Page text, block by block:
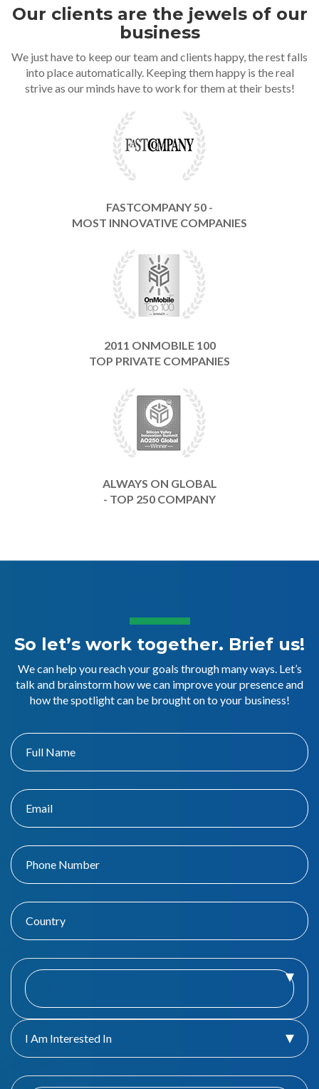
Our clients are the jewels of our
business
We just have to keep our team and clients happy, the rest falls
into place automatically. Keeping them happy is the real
strive as our minds have to work for them at their bests!
FASTCOMPANY 50 -
MOST INNOVATIVE COMPANIES
2011 ONMOBILE 100
TOP PRIVATE COMPANIES
ALWAYS ON GLOBAL
- TOP 250 COMPANY
So let’s work together. Brief us!
We can help you reach your goals through many ways. Let’s
talk and brainstorm how we can improve your presence and
how the spotlight can be brought on to your business!
I Am Interested In